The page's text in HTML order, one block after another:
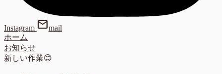
Instagram mailmail
ホーム
お知らせ
新しい作業😊